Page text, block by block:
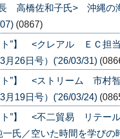
高橋佐和子氏> 沖縄の
(0867)
ト”】 <クレアル ＥＣ
月26日号）('26/03/31)
ト”】 <ストリーム 市村
月19日号）('26/03/24)
ト”】 <不二貿易 リテ
氏／空いた時間を学びの